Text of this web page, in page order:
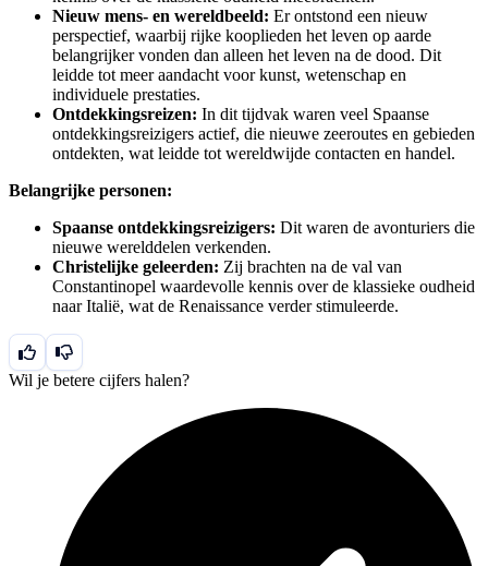
Nieuw mens- en wereldbeeld: Er ontstond een nieuw
perspectief, waarbij rijke kooplieden het leven op aarde
belangrijker vonden dan alleen het leven na de dood. Dit
leidde tot meer aandacht voor kunst, wetenschap en
individuele prestaties.
Ontdekkingsreizen: In dit tijdvak waren veel Spaanse
ontdekkingsreizigers actief, die nieuwe zeeroutes en gebieden
ontdekten, wat leidde tot wereldwijde contacten en handel.
Belangrijke personen:
Spaanse ontdekkingsreizigers: Dit waren de avonturiers die
nieuwe werelddelen verkenden.
Christelijke geleerden: Zij brachten na de val van
Constantinopel waardevolle kennis over de klassieke oudheid
naar Italië, wat de Renaissance verder stimuleerde.
Wil je betere cijfers halen?